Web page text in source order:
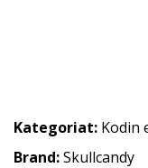
Kategoriat: Kodin
Brand:Skullcandy